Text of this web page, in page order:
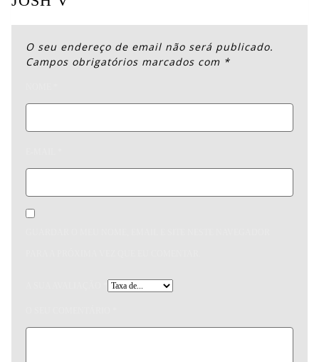
O seu endereço de email não será publicado.
Campos obrigatórios marcados com *